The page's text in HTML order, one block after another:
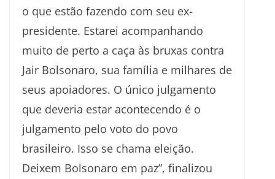
o que estão fazendo com seu ex-
presidente. Estarei acompanhando
muito de perto a caça às bruxas contra
Jair Bolsonaro, sua família e milhares de
seus apoiadores. O único julgamento
que deveria estar acontecendo é o
julgamento pelo voto do povo
brasileiro. Isso se chama eleição.
Deixem Bolsonaro em paz”, finalizou